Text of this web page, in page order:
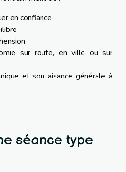
en confiance
sur route, en ville ou sur
et son aisance générale à
séance type